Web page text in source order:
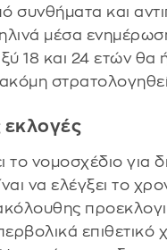
συνθήματα και
μέσα
18 και 24 ετών θα
εκλογές
το νομοσχέδιο για
να ελέγξει το